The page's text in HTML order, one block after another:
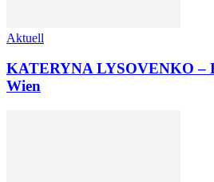
Aktuell
KATERYNA LYSOVENKO –
Wien